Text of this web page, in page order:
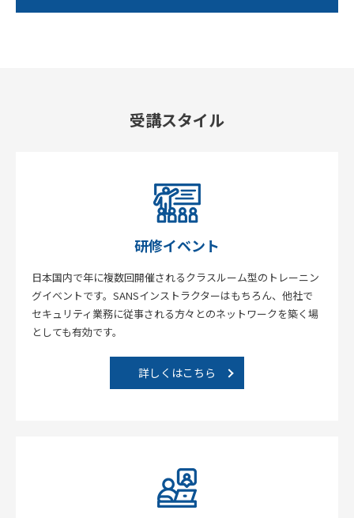
受講スタイル
研修イベント
日本国内で年に複数回開催されるクラスルーム型のトレーニン
グイベントです。SANSインストラクターはもちろん、他社で
セキュリティ業務に従事される方々とのネットワークを築く場
としても有効です。
詳しくはこちら